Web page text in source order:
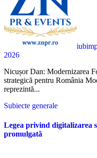
2026
Nicușor Dan: Modernizarea Forțelor Aeriene reprezintă o prioritate
strategică pentru România
reprezintă...
Subiecte generale
Legea privind digitalizarea
promulgată